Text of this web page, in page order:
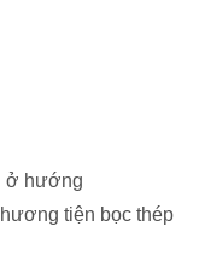
ở hướng
tiện bọc thép